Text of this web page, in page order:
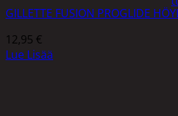
GILLETTE FUSION PROGLIDE
12,95 €
Lue Lisää